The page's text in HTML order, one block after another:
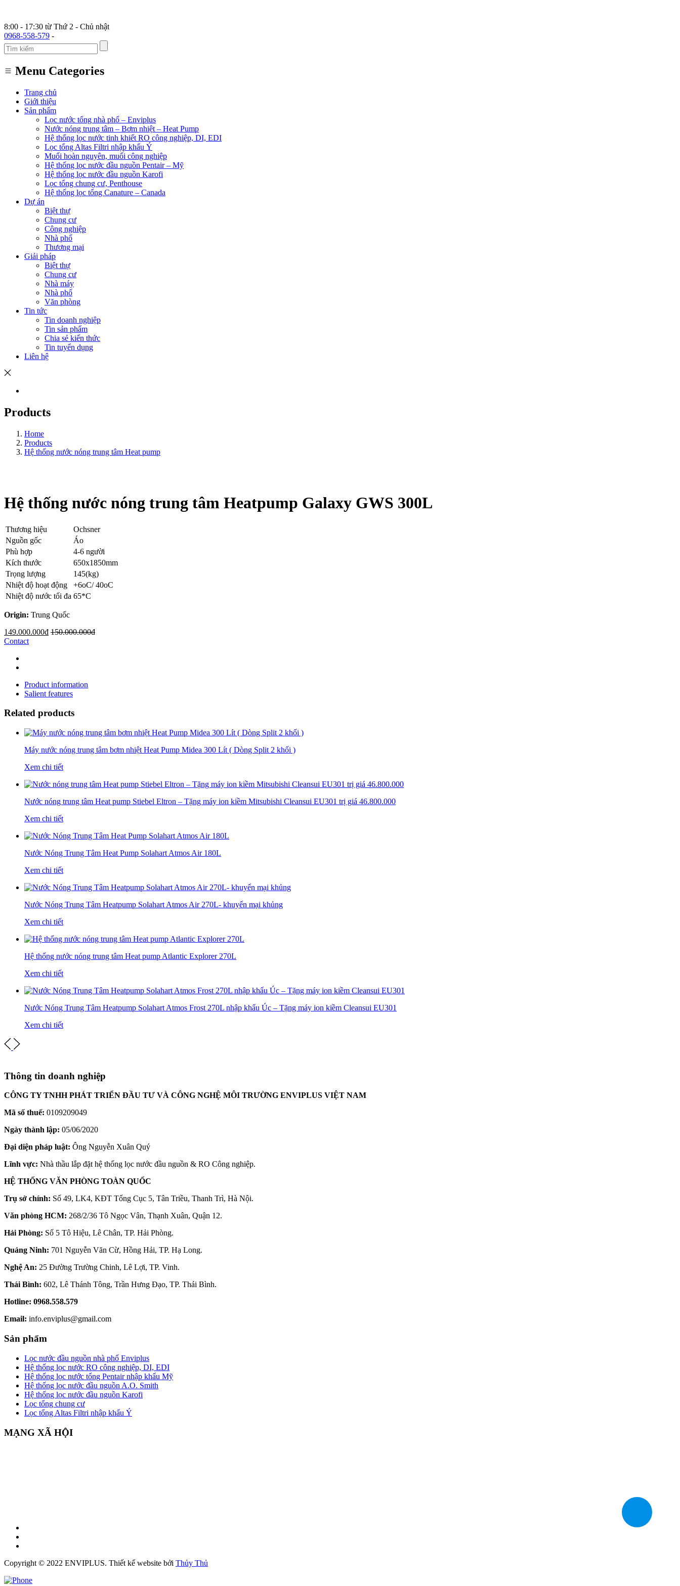
8:00 - 17:30 từ Thứ 2 - Chủ nhật
0968-558-579 -
Menu Categories
Trang chủ
Giới thiệu
Sản phẩm
Lọc nước tổng nhà phố – Enviplus
Nước nóng trung tâm – Bơm nhiệt – Heat Pump
Hệ thống lọc nước tinh khiết RO công nghiệp, DI, EDI
Lọc tổng Altas Filtri nhập khẩu Ý
Muối hoàn nguyên, muối công nghiệp
Hệ thống lọc nước đầu nguồn Pentair – Mỹ
Hệ thống lọc nước đầu nguồn Karofi
Lọc tổng chung cư, Penthouse
Hệ thống lọc tổng Canature – Canada
Dự án
Biệt thự
Chung cư
Công nghiệp
Nhà phố
Thương mại
Giải pháp
Biệt thự
Chung cư
Nhà máy
Nhà phố
Văn phòng
Tin tức
Tin doanh nghiệp
Tin sản phẩm
Chia sẻ kiến thức
Tin tuyển dụng
Liên hệ
Products
Home
Products
Hệ thống nước nóng trung tâm Heat pump
Hệ thống nước nóng trung tâm Heatpump Galaxy GWS 300L
Thương hiệu
Ochsner
Nguồn gốc
Áo
Phù hợp
4-6 người
Kích thước
650x1850mm
Trọng lượng
145(kg)
Nhiệt độ hoạt động
+6oC/ 40oC
Nhiệt độ nước tối đa 65*C
Origin: Trung Quốc
149.000.000đ 150.000.000đ
Contact
Product information
Salient features
Related products
Máy nước nóng trung tâm bơm nhiệt Heat Pump Midea 300 Lít ( Dòng Split 2 khối )
Xem chi tiết
Nước nóng trung tâm Heat pump Stiebel Eltron – Tặng máy ion kiềm Mitsubishi Cleansui EU301 trị giá 46.800.000
Xem chi tiết
Nước Nóng Trung Tâm Heat Pump Solahart Atmos Air 180L
Xem chi tiết
Nước Nóng Trung Tâm Heatpump Solahart Atmos Air 270L- khuyến mại khủng
Xem chi tiết
Hệ thống nước nóng trung tâm Heat pump Atlantic Explorer 270L
Xem chi tiết
Nước Nóng Trung Tâm Heatpump Solahart Atmos Frost 270L nhập khẩu Úc – Tặng máy ion kiềm Cleansui EU301
Xem chi tiết
Thông tin doanh nghiệp
CÔNG TY TNHH PHÁT TRIỂN ĐẦU TƯ VÀ CÔNG NGHỆ MÔI TRƯỜNG ENVIPLUS VIỆT NAM
Mã số thuế: 0109209049
Ngày thành lập: 05/06/2020
Đại diện pháp luật: Ông Nguyễn Xuân Quý
Lĩnh vực: Nhà thầu lắp đặt hệ thống lọc nước đầu nguồn & RO Công nghiệp.
HỆ THỐNG VĂN PHÒNG TOÀN QUỐC
Trụ sở chính: Số 49, LK4, KĐT Tổng Cục 5, Tân Triều, Thanh Trì, Hà Nội.
Văn phòng HCM: 268/2/36 Tô Ngọc Vân, Thạnh Xuân, Quận 12.
Hải Phòng: Số 5 Tô Hiệu, Lê Chân, TP. Hải Phòng.
Quảng Ninh: 701 Nguyễn Văn Cừ, Hồng Hải, TP. Hạ Long.
Nghệ An: 25 Đường Trường Chinh, Lê Lợi, TP. Vinh.
Thái Bình: 602, Lê Thánh Tông, Trần Hưng Đạo, TP. Thái Bình.
Hotline: 0968.558.579
Email: info.enviplus@gmail.com
Sản phẩm
Lọc nước đầu nguồn nhà phố Enviplus
Hệ thống lọc nước RO công nghiệp, DI, EDI
Hệ thống lọc nước tổng Pentair nhập khẩu Mỹ
Hệ thống lọc nước đầu nguồn A.O. Smith
Hệ thống lọc nước đầu nguồn Karofi
Lọc tổng chung cư
Lọc tổng Altas Filtri nhập khẩu Ý
MẠNG XÃ HỘI
Copyright © 2022 ENVIPLUS. Thiết kế website bởi Thủy Thủ